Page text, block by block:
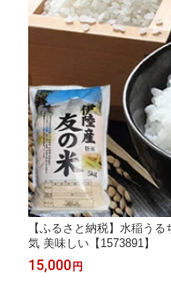
【ふるさと納税】水稲う
気 美味しい【1573891】
15,000 円